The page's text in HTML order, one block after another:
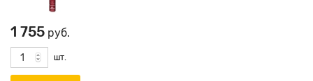
1 755 руб.
шт.